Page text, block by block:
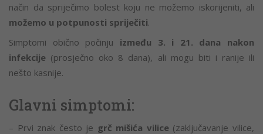
način da spriječimo bolest koju ne možemo iskorijeniti, ali
možemo u potpunosti spriječiti.
Simptomi obično počinju između 3. i 21. dana nakon
infekcije (prosječno oko 8 dana), ali mogu biti i ranije ili
nešto kasnije.
Glavni simptomi:
– Prvi znak često je grč mišića vilice(zaključavanje vilice,